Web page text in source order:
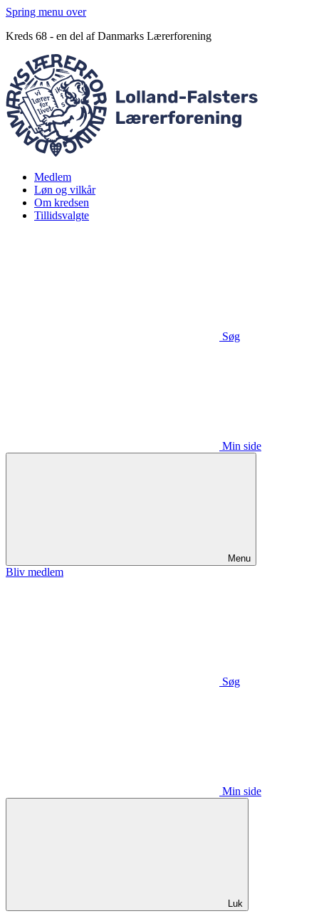
Spring menu over
Kreds 68 - en del af Danmarks Lærerforening
Medlem
Løn og vilkår
Om kredsen
Tillidsvalgte
Søg
Min side
Menu
Bliv medlem
Søg
Min side
Luk